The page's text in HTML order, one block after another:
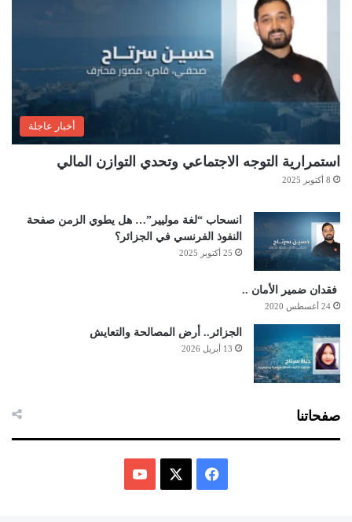
أخبار عاجلة
استمرارية التوجه الاجتماعي وتحدي التوازن المالي
8 أكتوبر 2025
انسحاب “لغة موليير”… هل يطوي الزمن صفحة
النفوذ الفرنسي في الجزائر؟
25 أكتوبر 2025
فقدان ضمير الأمان ..
24 أغسطس 2020
الجزائر.. أرض المصالحة والتعايش
13 أبريل 2026
صفحاتنا